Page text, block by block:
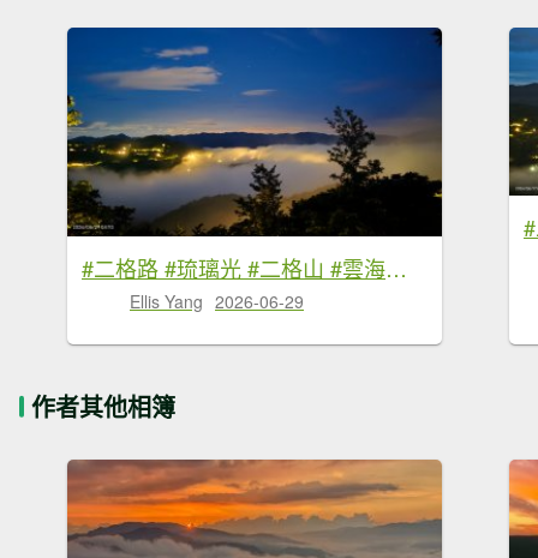
#二格路 #琉璃光 #二格山 #雲海流瀑 #日出 #火燒雲 6/29
Ellis Yang 2026-06-29
作者其他相簿